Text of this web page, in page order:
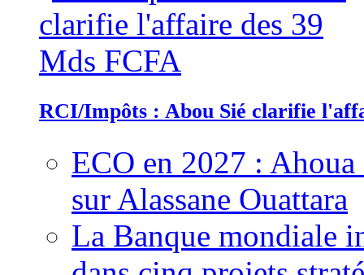
RCI/Impôts : Abou Sié clarifie
ECO en 2027 :
sur Alassane Ouattara
La Banque mondiale